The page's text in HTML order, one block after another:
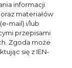
informacji
materiałów
mail) i/lub
przepisami
Zgoda może
się z IEN-